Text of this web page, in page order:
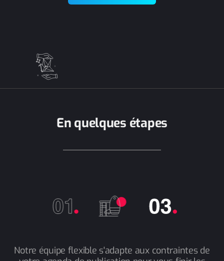
En quelques étapes
Notre équipe flexible s'adapte aux contraintes de